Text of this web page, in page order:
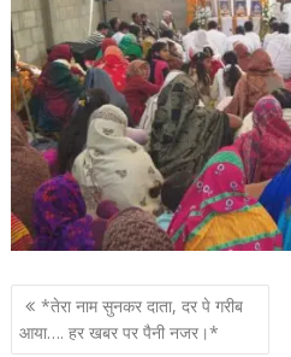
P
o
*तेरा नाम सुनकर दाता, दर पे गरीब
आया…. हर खबर पर पैनी नजर।*